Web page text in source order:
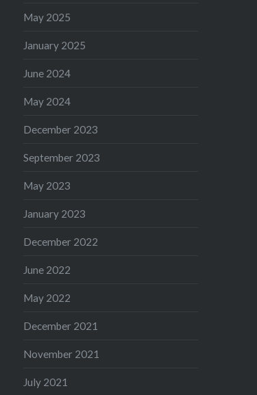
May 2025
January 2025
June 2024
May 2024
December 2023
September 2023
May 2023
January 2023
December 2022
June 2022
May 2022
December 2021
November 2021
July 2021